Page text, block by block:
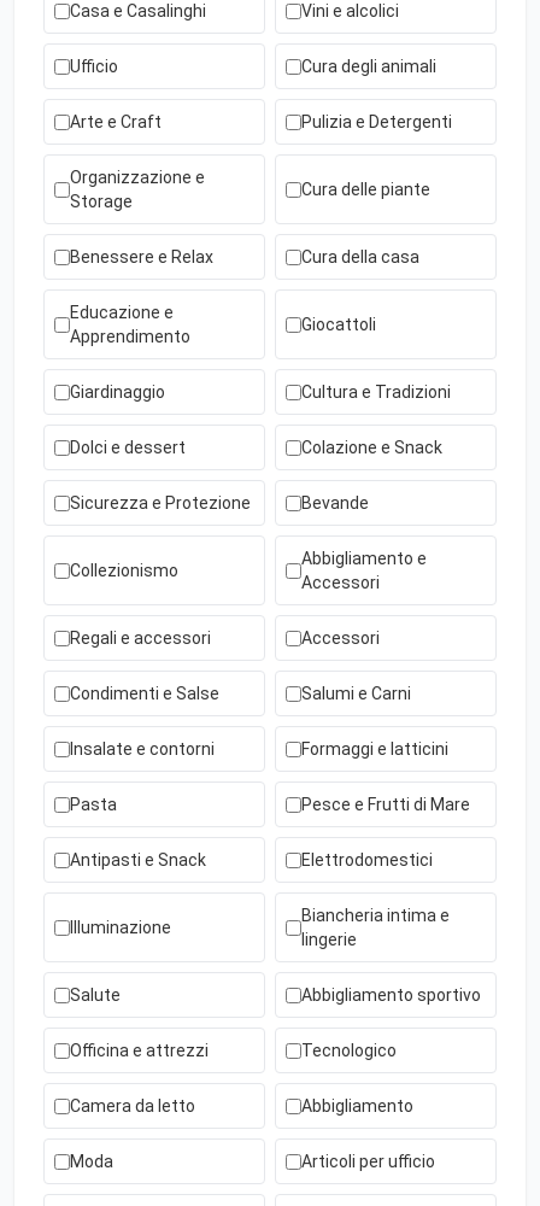
Casa e Casalinghi Vini e alcolici
Ufficio Cura degli animali
Arte e Craft Pulizia e Detergenti
Organizzazione e
Storage
Cura delle piante
Benessere e Relax Cura della casa
Educazione e
Apprendimento
Giocattoli
Giardinaggio Cultura e Tradizioni
Dolci e dessert Colazione e Snack
Sicurezza e Protezione Bevande
Collezionismo
Abbigliamento e
Accessori
Regali e accessori Accessori
Condimenti e Salse Salumi e Carni
Insalate e contorni Formaggi e latticini
Pasta Pesce e Frutti di Mare
Antipasti e Snack Elettrodomestici
Illuminazione
Biancheria intima e
lingerie
Salute Abbigliamento sportivo
Officina e attrezzi Tecnologico
Camera da letto Abbigliamento
Moda Articoli per ufficio